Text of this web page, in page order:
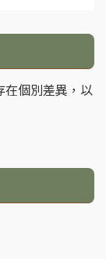
個別差異，以